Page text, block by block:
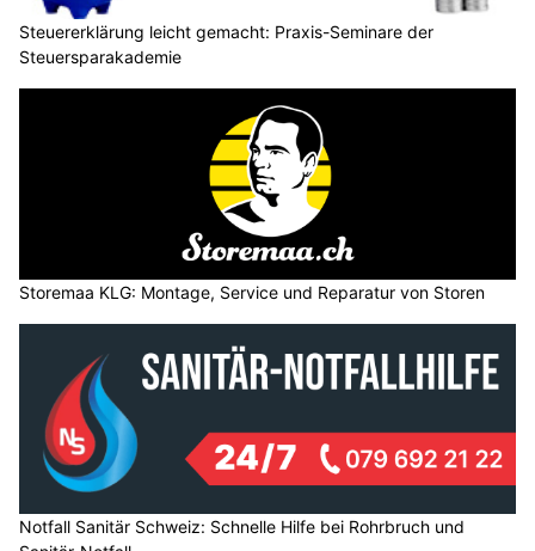
Steuererklärung leicht gemacht: Praxis-Seminare der
Steuersparakademie
Storemaa KLG: Montage, Service und Reparatur von Storen
Notfall Sanitär Schweiz: Schnelle Hilfe bei Rohrbruch und